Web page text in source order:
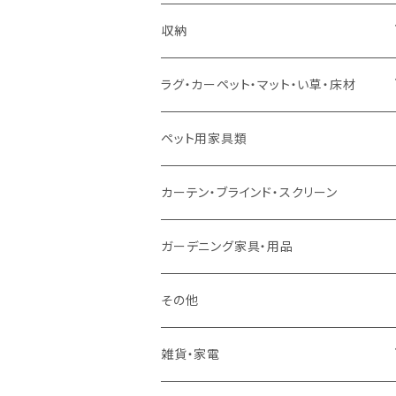
ソファセット
スツール・オットマン
ソファ付属品
クッション・座椅子
シングルサイズ以下（マットレス付）
セミダブルサイズ（マットレス付）
ダブルサイズ（マットレス付）
ダブルサイズ以上（マットレス付）
ロフトベッド
二段ベッド
マットレス
ダイニング7点セット以上
カウンターテーブル
リフティングテーブル
サイドテーブル・コーヒーテーブル
デスク
カウンターチェア
キッズチェア
オフィスチェア・ゲーミングチェア
ダイニングベンチ・スツール
こたつテーブル
こたつ布団
コタツ・布団セット
収納
本棚・シェルフ
食器棚・収納庫
レンジ台・カウンター
ラック
TVボード
キャビネット・飾り棚
ラグ・カーペット・マット・い草・床材
マット・フロアタイル
ラグ
カーペット
ペット用家具類
カーテン・ブラインド・スクリーン
ガーデニング家具・用品
その他
雑貨・家電